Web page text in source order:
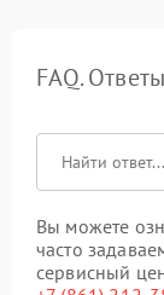
FAQ.
Вы можете
часто
сервисный